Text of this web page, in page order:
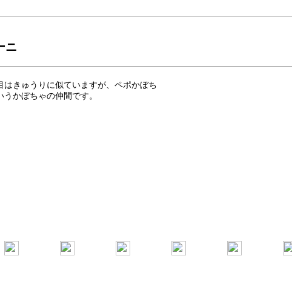
ニ
はきゅうりに似ていますが、ペポかぼち
うかぼちゃの仲間です。